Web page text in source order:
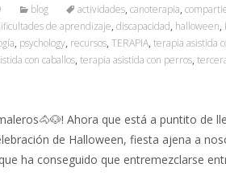
blog actividades, canoterapia,
de aprendizaje, discapacidad, halloween,
, psychology, recursos, TERAPIA, terapia asistida
con caballos, terapia asistida con perros,
Ahora que está a puntito de
de Halloween, fiesta ajena a
ha conseguido que entremezclarse